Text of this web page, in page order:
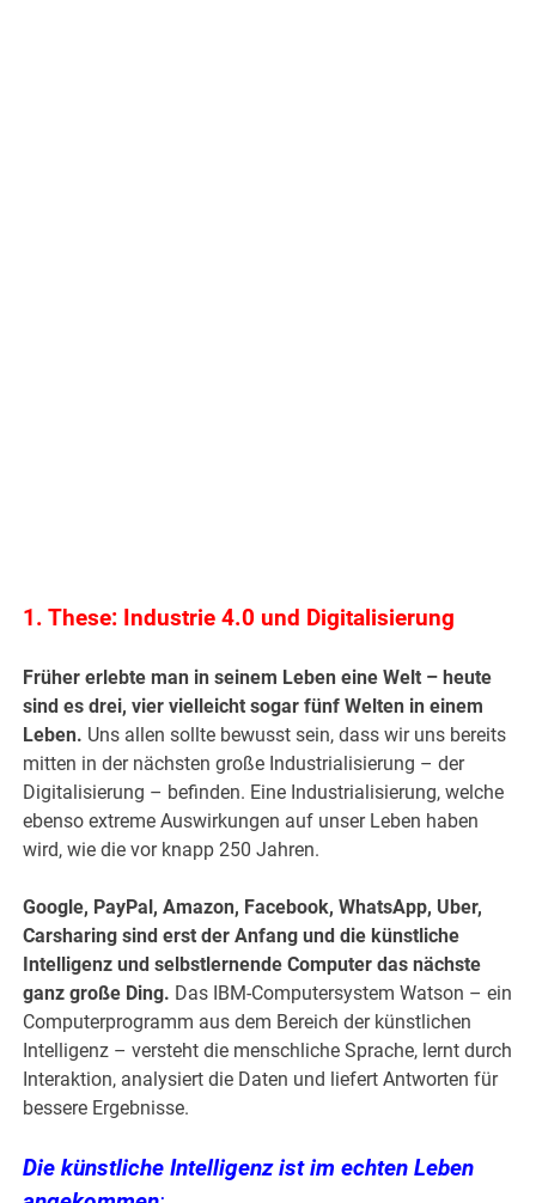
1. These: Industrie 4.0 und Digitalisierung
Früher erlebte man in seinem Leben eine Welt – heute
sind es drei, vier vielleicht sogar fünf Welten in einem
Leben. Uns allen sollte bewusst sein, dass wir uns bereits
mitten in der nächsten große Industrialisierung – der
Digitalisierung – befinden. Eine Industrialisierung, welche
ebenso extreme Auswirkungen auf unser Leben haben
wird, wie die vor knapp 250 Jahren.
Google, PayPal, Amazon, Facebook, WhatsApp, Uber,
Carsharing sind erst der Anfang und die künstliche
Intelligenz und selbstlernende Computer das nächste
ganz große Ding. Das IBM-Computersystem Watson – ein
Computerprogramm aus dem Bereich der künstlichen
Intelligenz – versteht die menschliche Sprache, lernt durch
Interaktion, analysiert die Daten und liefert Antworten für
bessere Ergebnisse.
Die künstliche Intelligenz ist im echten Leben